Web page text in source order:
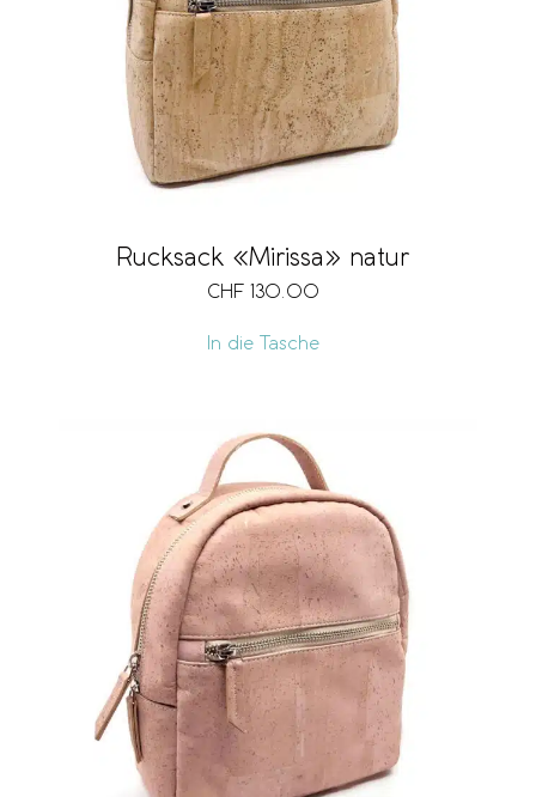
Rucksack «Mirissa» natur
CHF 130.00
In die Tasche